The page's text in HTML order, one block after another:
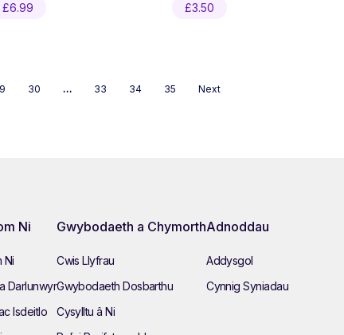
£6.99 £3.50
30 … 33 34 35 Next
Ni
Ni
Darlunwyr
Isdeitlo
Gwybodaeth a Chymorth
Cwis Llyfrau
Gwybodaeth Dosbarthu
Cysylltu â Ni
Adnoddau
Addysgol
Cynnig Syniadau